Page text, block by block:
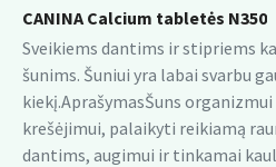
CANINA Calcium tabletės N350
Sveikiems dantims ir stipriems
šunims. Šuniui yra labai svarbu
kiekį.AprašymasŠuns
krešėjimui, palaikyti reikiamą
dantims, augimui ir tinkamai